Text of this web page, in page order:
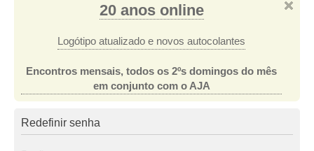
20 anos online
Logótipo atualizado e novos autocolantes
Encontros mensais, todos os 2ºs domingos do mês
em conjunto com o AJA
Redefinir senha